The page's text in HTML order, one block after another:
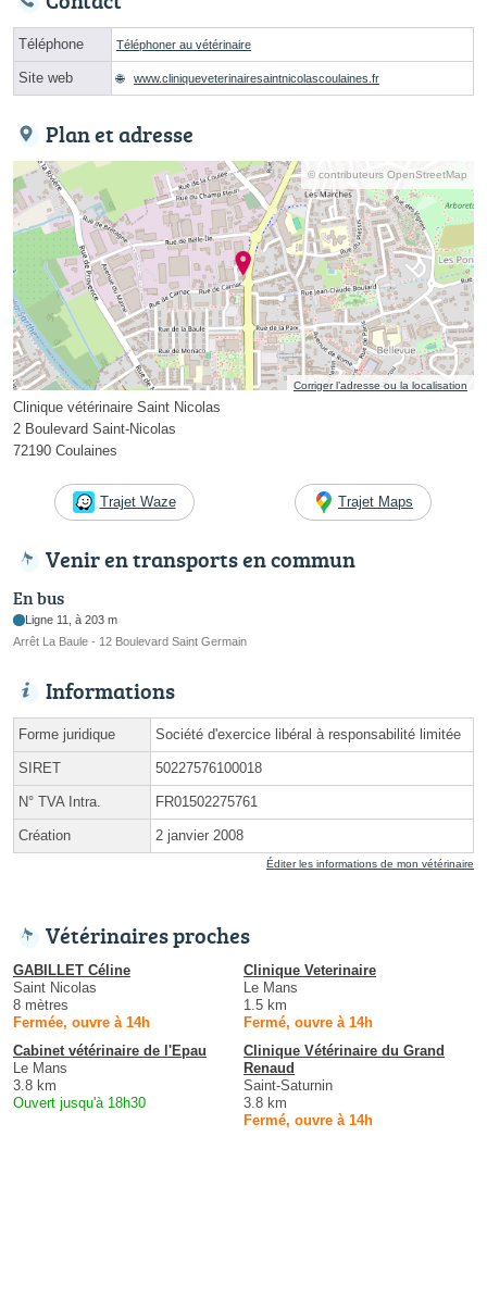
Téléphone Téléphoner au vétérinaire
Site web www.cliniqueveterinairesaintnicolascoulaines.fr
Plan et adresse
© contributeurs OpenStreetMap
Corriger l’adresse ou la localisation
Clinique vétérinaire Saint Nicolas
2 Boulevard Saint-Nicolas
72190 Coulaines
Trajet Waze Trajet Maps
Venir en transports en commun
En bus
Ligne 11, à 203 m
Arrêt La Baule - 12 Boulevard Saint Germain
Informations
Forme juridique Société d'exercice libéral à responsabilité limitée
SIRET 50227576100018
N° TVA Intra. FR01502275761
Création 2 janvier 2008
Éditer les informations de mon vétérinaire
Vétérinaires proches
GABILLET Céline
Saint Nicolas
8 mètres
Fermée, ouvre à 14h
Clinique Veterinaire
Le Mans
1.5 km
Fermé, ouvre à 14h
Cabinet vétérinaire de l'Epau
Le Mans
3.8 km
Ouvert jusqu'à 18h30
Clinique Vétérinaire du Grand
Renaud
Saint-Saturnin
3.8 km
Fermé, ouvre à 14h